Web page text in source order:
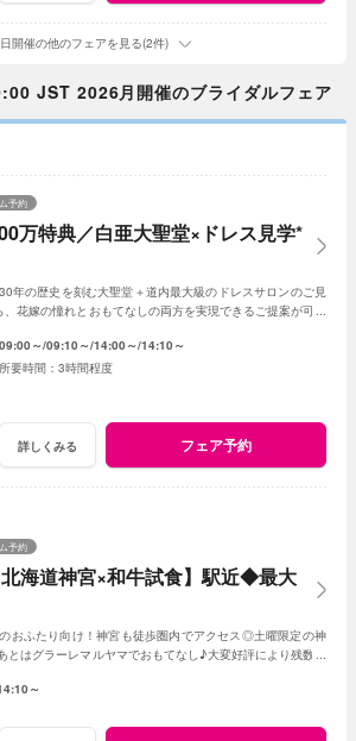
開催の他のフェアを見る(2件)
JST 2026月開催のブライダルフェア
万特典／白亜大聖堂×ドレス見学*
予約
年の歴史を刻む大聖堂＋道内最大級のドレスサロンのご見
花嫁の憧れとおもてなしの両方を実現できるご提案が可能
09:00～ 09:10～ 14:00～ 14:10～
3時間程度
詳しくみる フェア予約
海道神宮×和牛試食】駅近◆最大
予約
おふたり向け！神宮も徒歩圏内でアクセス◎土曜限定の神
とはグラーレマルヤマでおもてなし♪大変好評により残数が
～